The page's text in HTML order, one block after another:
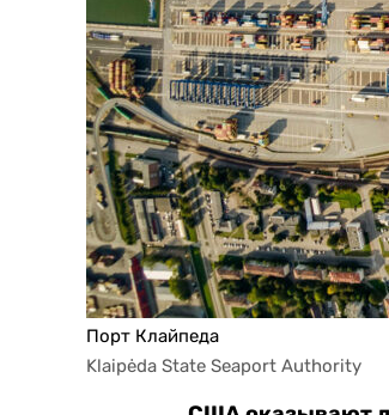
Порт Клайпеда
Klaipėda State Seaport Authority